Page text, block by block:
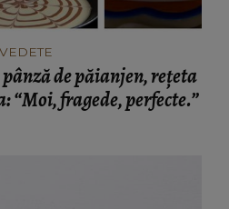
VEDETE
de păianjen, rețeta
“Moi, fragede, perfecte.”